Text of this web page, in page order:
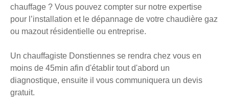
chauffage ? Vous pouvez compter sur notre expertise
pour l’installation et le dépannage de votre chaudière gaz
ou mazout résidentielle ou entreprise.
Un chauffagiste Donstiennes se rendra chez vous en
moins de 45min afin d'établir tout d'abord un
diagnostique, ensuite il vous communiquera un devis
gratuit.